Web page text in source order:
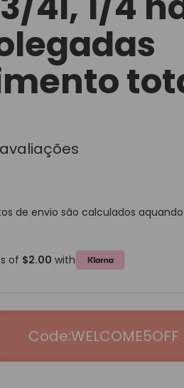
de envio são calculados
of $2.00 with
WELCOME5OFF